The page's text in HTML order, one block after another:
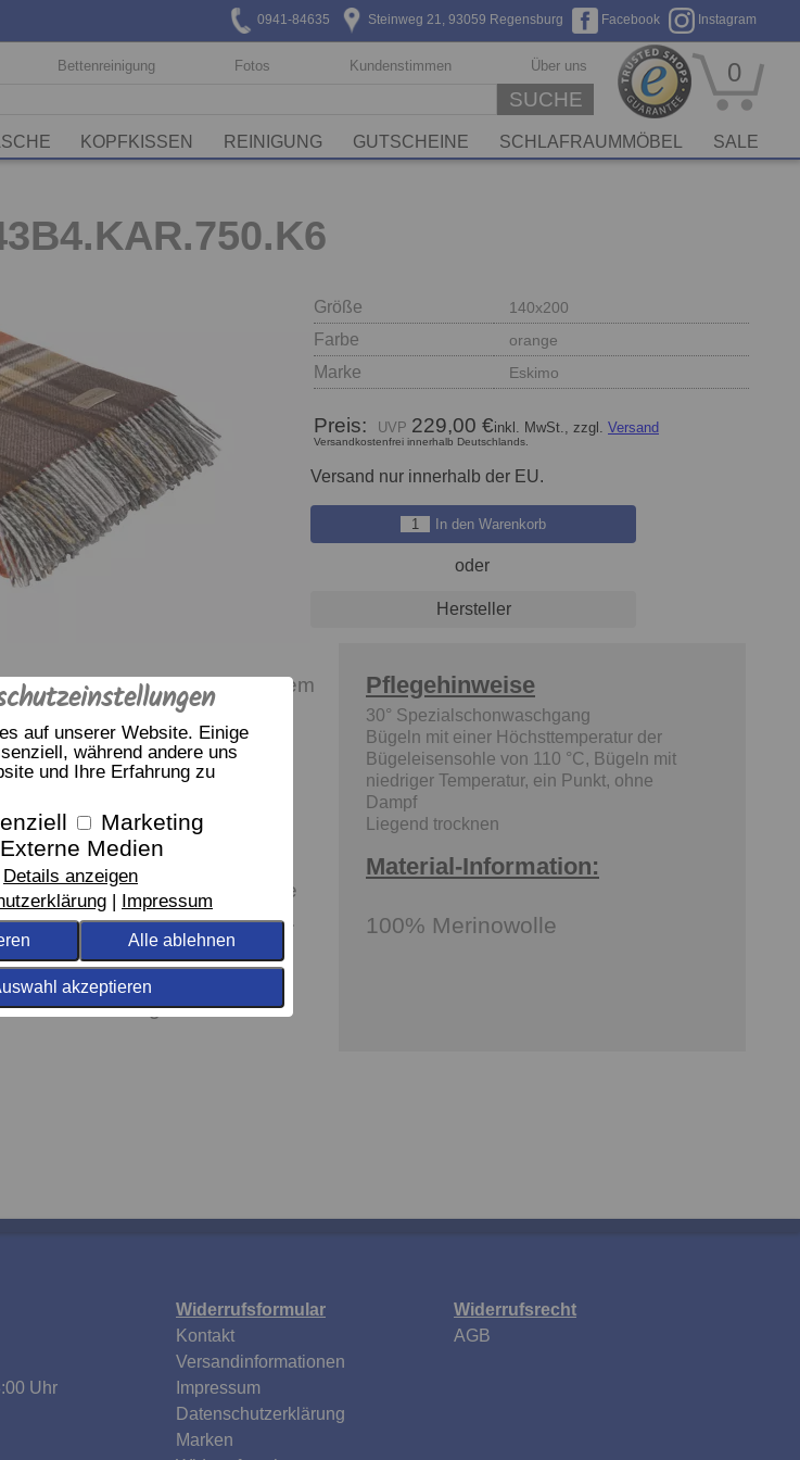
auf unserer Website. Einige
während andere uns
und Ihre Erfahrung zu
Marketing
Externe Medien
Details anzeigen
Impressum
Alle ablehnen
akzeptieren
Instagram
Facebook
Steinweg 21, 93059 Regensburg
0941-84635
Bettenreinigung Fotos Kundenstimmen Über uns
SUCHE
0
KOPFKISSEN REINIGUNG GUTSCHEINE SCHLAFRAUMMÖBEL SALE
Größe 140x200
Farbe orange
Marke Eskimo
Preis: 229,00 €inkl. MwSt., zzgl. Versand
Versandkostenfrei innerhalb Deutschlands.
Versand nur innerhalb der EU.
In den Warenkorb
oder
Hersteller
Wohndecke aus feinstem
eine
notwendig. Lüften Sie Ihre
ganz viel richtig gemacht.
notwendig sein, dann
einem milden
und Pflegehinweise auf
Pflegehinweise
30° Spezialschonwaschgang
Bügeln mit einer Höchsttemperatur der
Bügeleisensohle von 110 °C, Bügeln mit
niedriger Temperatur, ein Punkt, ohne
Dampf
Liegend trocknen
Material-Information:
100% Merinowolle
Uhr
Widerrufsformular
Kontakt
Versandinformationen
Impressum
Datenschutzerklärung
Marken
Widerrufsrecht
AGB